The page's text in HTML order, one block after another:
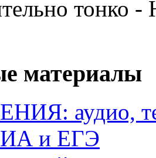
тонко
материалы
аудио,
и ЕГЭ